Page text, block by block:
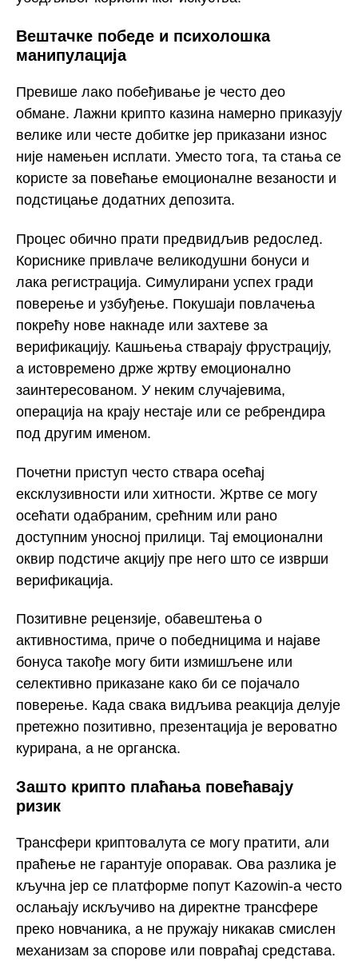
Вештачке победе и психолошка
манипулација
Превише лако побеђивање је често део
обмане. Лажни крипто казина намерно приказују
велике или честе добитке јер приказани износ
није намењен исплати. Уместо тога, та стања се
користе за повећање емоционалне везаности и
подстицање додатних депозита.
Процес обично прати предвидљив редослед.
Кориснике привлаче великодушни бонуси и
лака регистрација. Симулирани успех гради
поверење и узбуђење. Покушаји повлачења
покрећу нове накнаде или захтеве за
верификацију. Кашњења стварају фрустрацију,
а истовремено држе жртву емоционално
заинтересованом. У неким случајевима,
операција на крају нестаје или се ребрендира
под другим именом.
Почетни приступ често ствара осећај
ексклузивности или хитности. Жртве се могу
осећати одабраним, срећним или рано
доступним уносној прилици. Тај емоционални
оквир подстиче акцију пре него што се изврши
верификација.
Позитивне рецензије, обавештења о
активностима, приче о победницима и најаве
бонуса такође могу бити измишљене или
селективно приказане како би се појачало
поверење. Када свака видљива реакција делује
претежно позитивно, презентација је вероватно
курирана, а не органска.
Зашто крипто плаћања повећавају
ризик
Трансфери криптовалута се могу пратити, али
праћење не гарантује опоравак. Ова разлика је
кључна јер се платформе попут Kazowin-а често
ослањају искључиво на директне трансфере
преко новчаника, а не пружају никакав смислен
механизам за спорове или повраћај средстава.